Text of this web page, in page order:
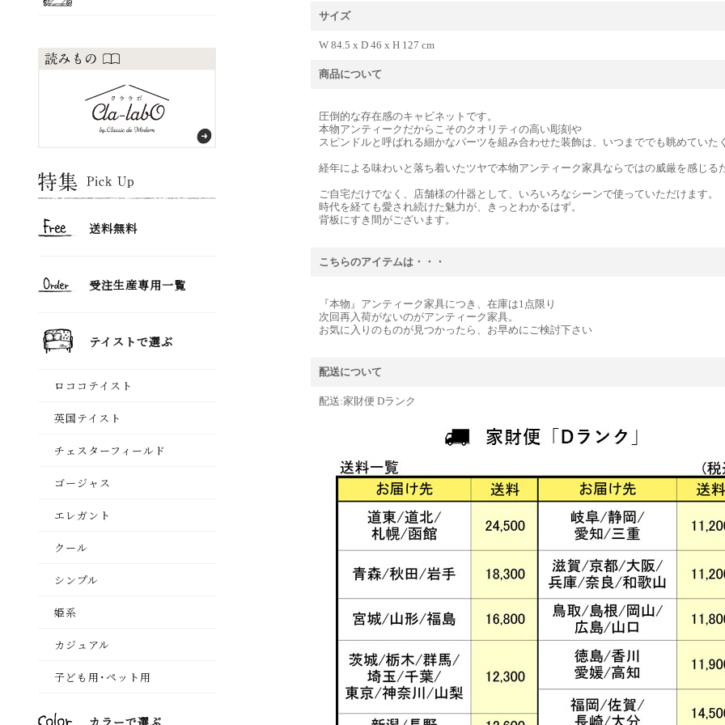
サイズ
W 84.5 x D 46 x H 127 cm
商品について
圧倒的な存在感のキャビネットです。
本物アンティークだからこそのクオリティの高い彫刻や
スピンドルと呼ばれる細かなパーツを組み合わせた装飾は、いつまででも眺めていた
経年による味わいと落ち着いたツヤで本物アンティーク家具ならではの威厳を感じる
ご自宅だけでなく、店舗様の什器として、いろいろなシーンで使っていただけます。
時代を経ても愛され続けた魅力が、きっとわかるはず。
背板にすき間がございます。
こちらのアイテムは・・・
『本物』アンティーク家具につき、在庫は1点限り
次回再入荷がないのがアンティーク家具。
お気に入りのものが見つかったら、お早めにご検討下さい
配送について
配送:家財便 Dランク